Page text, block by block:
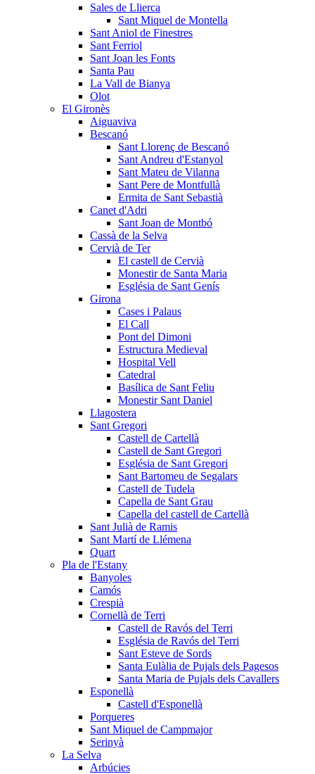
Sales de Llierca
Sant Miquel de Montella
Sant Aniol de Finestres
Sant Ferriol
Sant Joan les Fonts
Santa Pau
La Vall de Bianya
Olot
El Gironès
Aiguaviva
Bescanó
Sant Llorenç de Bescanó
Sant Andreu d'Estanyol
Sant Mateu de Vilanna
Sant Pere de Montfullà
Ermita de Sant Sebastià
Canet d'Adri
Sant Joan de Montbó
Cassà de la Selva
Cervià de Ter
El castell de Cervià
Monestir de Santa Maria
Església de Sant Genís
Girona
Cases i Palaus
El Call
Pont del Dimoni
Estructura Medieval
Hospital Vell
Catedral
Basílica de Sant Feliu
Monestir Sant Daniel
Llagostera
Sant Gregori
Castell de Cartellà
Castell de Sant Gregori
Església de Sant Gregori
Sant Bartomeu de Segalars
Castell de Tudela
Capella de Sant Grau
Capella del castell de Cartellà
Sant Julià de Ramis
Sant Martí de Llémena
Quart
Pla de l'Estany
Banyoles
Camós
Crespià
Cornellà de Terri
Castell de Ravós del Terri
Església de Ravós del Terri
Sant Esteve de Sords
Santa Eulàlia de Pujals dels Pagesos
Santa Maria de Pujals dels Cavallers
Esponellà
Castell d'Esponellà
Porqueres
Sant Miquel de Campmajor
Serinyà
La Selva
Arbúcies